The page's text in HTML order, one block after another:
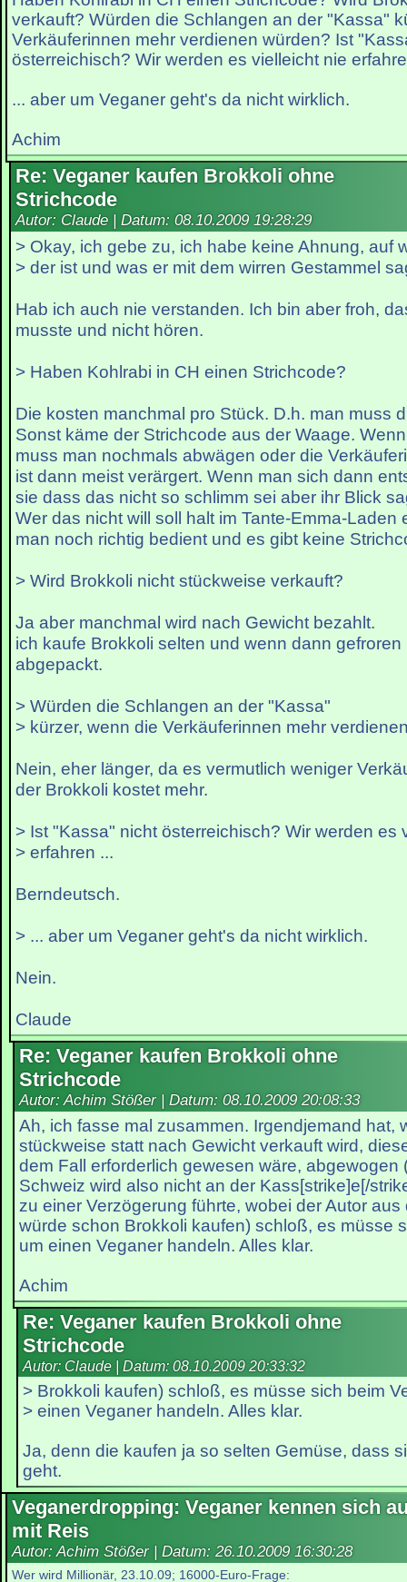
verkauft? Würden die Schlangen an der "Kassa"
Verkäuferinnen mehr verdienen würden? Ist
österreichisch? Wir werden es vielleicht nie
... aber um Veganer geht's da nicht wirklich.
Achim
Re: Veganer kaufen Brokkoli ohne
Strichcode
Autor: Claude | Datum: 08.10.2009 19:28:29
> Okay, ich gebe zu, ich habe keine Ahnung, auf
> der ist und was er mit dem wirren Gestammel
Hab ich auch nie verstanden. Ich bin aber froh,
musste und nicht hören.
> Haben Kohlrabi in CH einen Strichcode?
Die kosten manchmal pro Stück. D.h. man muss
Sonst käme der Strichcode aus der Waage.
muss man nochmals abwägen oder die
ist dann meist verärgert. Wenn man sich dann
sie dass das nicht so schlimm sei aber ihr Blick
Wer das nicht will soll halt im Tante-Emma-Laden
man noch richtig bedient und es gibt keine
> Wird Brokkoli nicht stückweise verkauft?
Ja aber manchmal wird nach Gewicht bezahlt.
ich kaufe Brokkoli selten und wenn dann gefroren
abgepackt.
> Würden die Schlangen an der "Kassa"
> kürzer, wenn die Verkäuferinnen mehr
Nein, eher länger, da es vermutlich weniger
der Brokkoli kostet mehr.
> Ist "Kassa" nicht österreichisch? Wir werden es
> erfahren ...
Berndeutsch.
> ... aber um Veganer geht's da nicht wirklich.
Nein.
Claude
Re: Veganer kaufen Brokkoli ohne
Strichcode
Autor: Achim Stößer | Datum: 08.10.2009 20:08:33
Ah, ich fasse mal zusammen. Irgendjemand hat,
stückweise statt nach Gewicht verkauft wird,
dem Fall erforderlich gewesen wäre, abgewogen
Schweiz wird also nicht an der Kass[strike]e[/
zu einer Verzögerung führte, wobei der Autor
würde schon Brokkoli kaufen) schloß, es müsse
um einen Veganer handeln. Alles klar.
Achim
Re: Veganer kaufen Brokkoli ohne
Strichcode
Autor: Claude | Datum: 08.10.2009 20:33:32
> Brokkoli kaufen) schloß, es müsse sich beim
> einen Veganer handeln. Alles klar.
Ja, denn die kaufen ja so selten Gemüse, dass
geht.
Veganerdropping: Veganer kennen sich
mit Reis
Autor: Achim Stößer | Datum: 26.10.2009 16:30:28
Wer wird Millionär, 23.10.09; 16000-Euro-Frage: